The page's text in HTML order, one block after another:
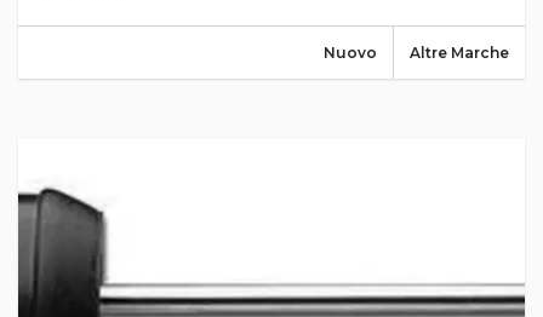
Altre Marche
Nuovo